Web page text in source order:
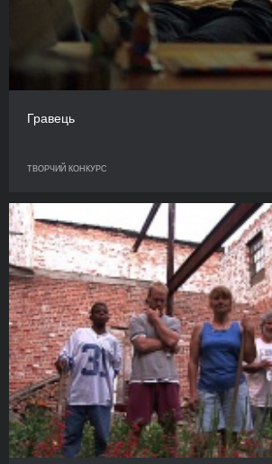
Гравець
ТВОРЧИЙ КОНКУРС